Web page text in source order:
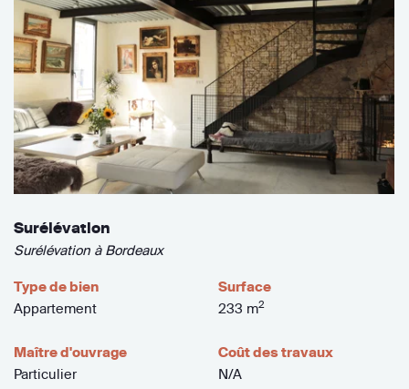
Surélévation
Surélévation à Bordeaux
Type de bien
Appartement
Surface
233 m2
Maître d'ouvrage
Particulier
Coût des travaux
N/A